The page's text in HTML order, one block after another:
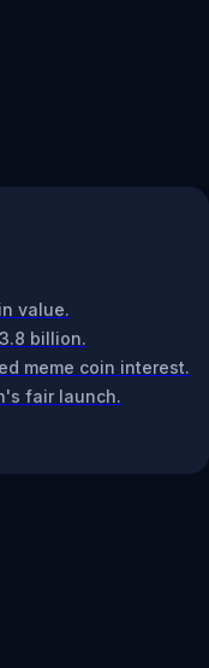
value.
billion.
meme coin interest.
fair launch.